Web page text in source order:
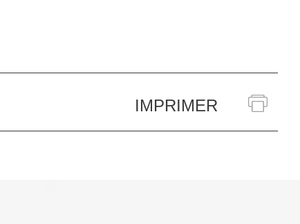
IMPRIMER